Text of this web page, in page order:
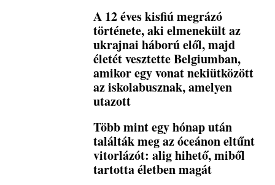
A 12 éves kisfiú megrázó
története, aki elmenekült az
ukrajnai háború elől, majd
életét vesztette Belgiumban,
amikor egy vonat nekiütközött
az iskolabusznak, amelyen
utazott
Több mint egy hónap után
találták meg az óceánon eltűnt
vitorlázót: alig hihető, miből
tartotta életben magát